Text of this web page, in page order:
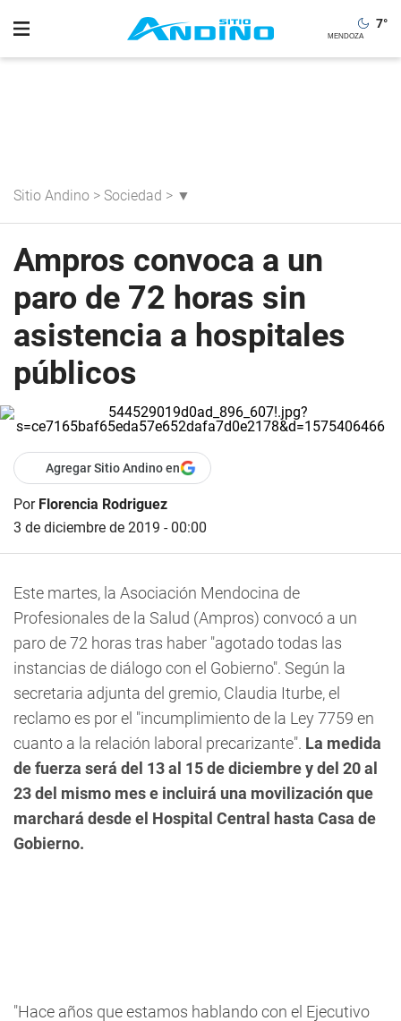
7°
Sitio Andino > Sociedad > ▼
Ampros convoca a un
paro de 72 horas sin
asistencia a hospitales
públicos
Agregar Sitio Andino en
Por Florencia Rodriguez
3 de diciembre de 2019 - 00:00
Este martes, la Asociación Mendocina de
Profesionales de la Salud (Ampros) convocó a un
paro de 72 horas tras haber "agotado todas las
instancias de diálogo con el Gobierno". Según la
secretaria adjunta del gremio, Claudia Iturbe, el
reclamo es por el "incumplimiento de la Ley 7759 en
cuanto a la relación laboral precarizante". La medida
de fuerza será del 13 al 15 de diciembre y del 20 al
23 del mismo mes e incluirá una movilización que
marchará desde el Hospital Central hasta Casa de
Gobierno.
"Hace años que estamos hablando con el Ejecutivo